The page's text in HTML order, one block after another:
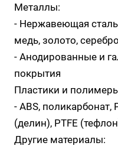
Металлы:
- Нержавеющая
медь, золото, серебро
- Анодированные и
покрытия
Пластики и
- ABS, поликарбонат,
(делин), PTFE
Другие материалы: